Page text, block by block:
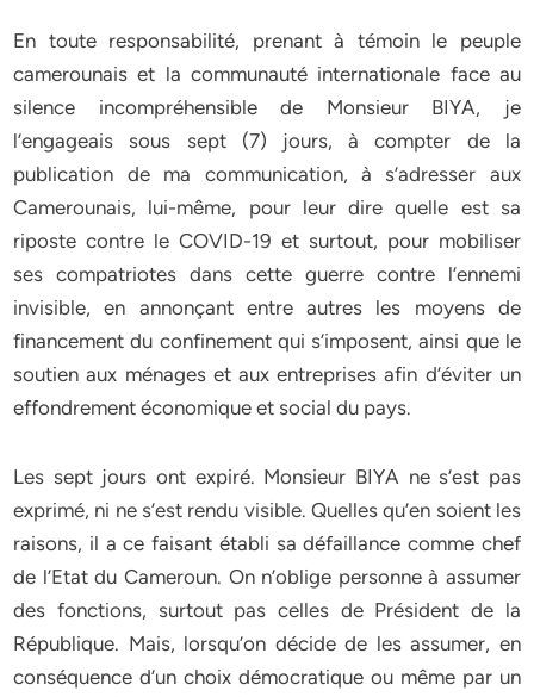
En toute responsabilité, prenant à témoin le peuple
camerounais et la communauté internationale face au
silence incompréhensible de Monsieur BIYA, je
l’engageais sous sept (7) jours, à compter de la
publication de ma communication, à s’adresser aux
Camerounais, lui-même, pour leur dire quelle est sa
riposte contre le COVID-19 et surtout, pour mobiliser
ses compatriotes dans cette guerre contre l’ennemi
invisible, en annonçant entre autres les moyens de
financement du confinement qui s’imposent, ainsi que le
soutien aux ménages et aux entreprises afin d’éviter un
effondrement économique et social du pays.
Les sept jours ont expiré. Monsieur BIYA ne s’est pas
exprimé, ni ne s’est rendu visible. Quelles qu’en soient les
raisons, il a ce faisant établi sa défaillance comme chef
de l’Etat du Cameroun. On n’oblige personne à assumer
des fonctions, surtout pas celles de Président de la
République. Mais, lorsqu’on décide de les assumer, en
conséquence d’un choix démocratique ou même par un